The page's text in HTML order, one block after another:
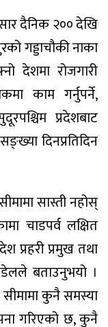
दैनिक २०० देखि
गड्डाचौकी नाका
देशमा रोजगारी
काम गर्नुपर्ने,
प्रदेशबाट
दिनप्रतिदिन
सास्ती नहोस्
चाडपर्व लक्षित
प्रहरी प्रमुख तथा
बताउनुभयो ।
सीमामा कुनै समस्या
गरिएको छ, कुनै